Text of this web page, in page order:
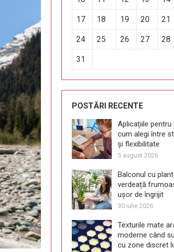
17 18 19 20 21
24 25 26 27 28
31
POSTĂRI RECENTE
Aplicațiile pentru
cum alegi între
și flexibilitate
5 august 2026
Balconul cu
verdeață
ușor de îngrijit
30 iulie 2026
Texturile mate
moderne când
cu zone discret